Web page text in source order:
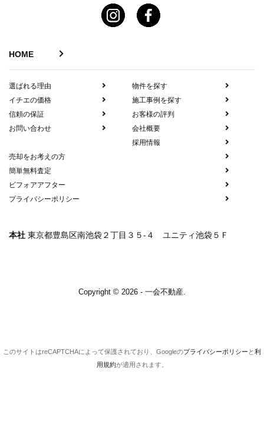
HOME
選ばれる理由
イチエの価格
信頼の保証
お問い合わせ
物件を探す
施工事例を探す
お客様の評判
会社概要
採用情報
売却をお考えの方
簡単無料査定
ビフォアアフター
プライバシーポリシー
本社 東京都豊島区南池袋２丁目３５-４ ユニティ池袋５Ｆ
Copyright © 2026 - 一会不動産.
このサイトはreCAPTCHAによって保護されており、Googleのプライバシーポリシー と利
用規約が適用されます。